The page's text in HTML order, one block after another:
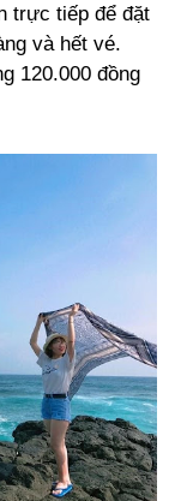
trực tiếp để đặt
và hết vé.
120.000 đồng